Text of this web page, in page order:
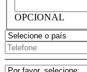
OPCIONAL